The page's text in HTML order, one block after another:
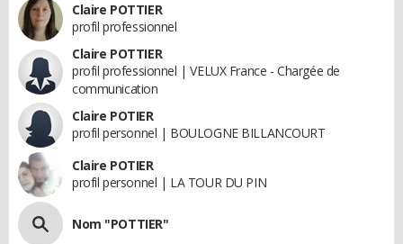
Claire POTTIER
profil professionnel
Claire POTTIER
profil professionnel | VELUX France - Chargée de
communication
Claire POTIER
profil personnel | BOULOGNE BILLANCOURT
Claire POTIER
profil personnel | LA TOUR DU PIN
Nom "POTTIER"